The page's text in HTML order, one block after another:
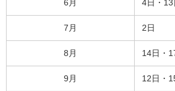
6月 4日・13
7月 2日
8月 14日・
9月 12日・